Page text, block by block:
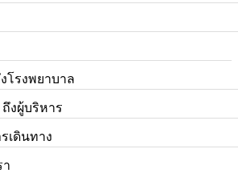
โรงพยาบาล
งผู้บริหาร
เดินทาง
า